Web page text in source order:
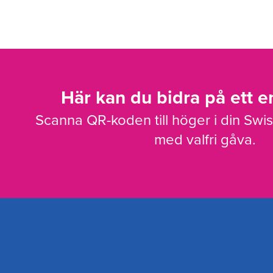
Här kan du bidra på ett
Scanna QR-koden till höger i din
med valfri gåva.